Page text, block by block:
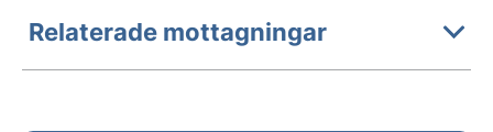
Relaterade mottagningar